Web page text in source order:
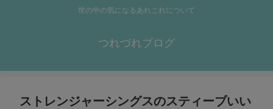
世の中の気になるあれこれについて
つれづれブログ
ストレンジャーシングスのスティーブいい